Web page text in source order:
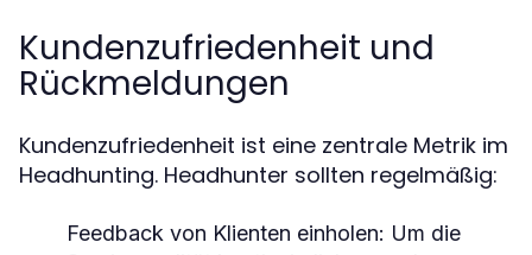
Kundenzufriedenheit und
Rückmeldungen
Kundenzufriedenheit ist eine zentrale Metrik im
Headhunting. Headhunter sollten regelmäßig:
Feedback von Klienten einholen: Um die